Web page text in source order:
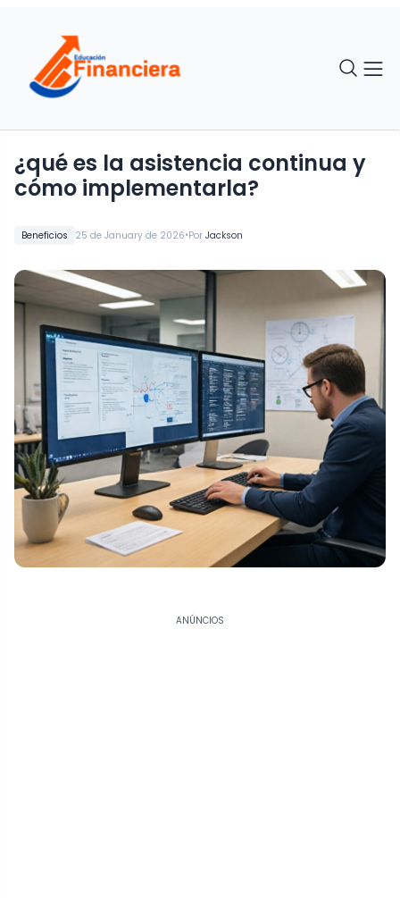
Beneficios 25 de January de 2026•Por Jackson
¿qué es la asistencia continua y
cómo implementarla?
ANÚNCIOS